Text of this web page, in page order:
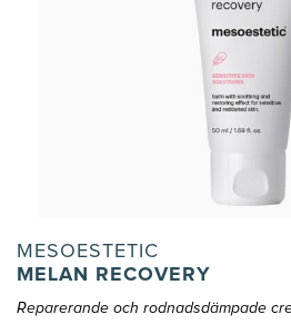
MESOESTETIC
MELAN RECOVERY
Reparerande och rodnadsdämpade